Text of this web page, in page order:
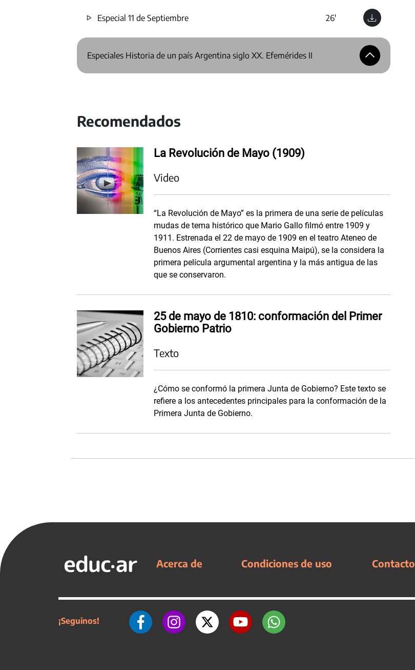
Especial 11 de Septiembre 26'
Especiales Historia de un país Argentina siglo XX. Efemérides II
Recomendados
La Revolución de Mayo (1909)
Video
“La Revolución de Mayo” es la primera de una serie de películas
mudas de tema histórico que Mario Gallo filmó entre 1909 y
1911. Estrenada el 22 de mayo de 1909 en el teatro Ateneo de
Buenos Aires (Corrientes casi esquina Maipú), se la considera la
primera película argumental argentina y la más antigua de las
que se conservaron.
25 de mayo de 1810: conformación del Primer
Gobierno Patrio
Texto
¿Cómo se conformó la primera Junta de Gobierno? Este texto se
refiere a los antecedentes principales para la conformación de la
Primera Junta de Gobierno.
Acerca de Condiciones de uso Contacto
¡Seguinos!